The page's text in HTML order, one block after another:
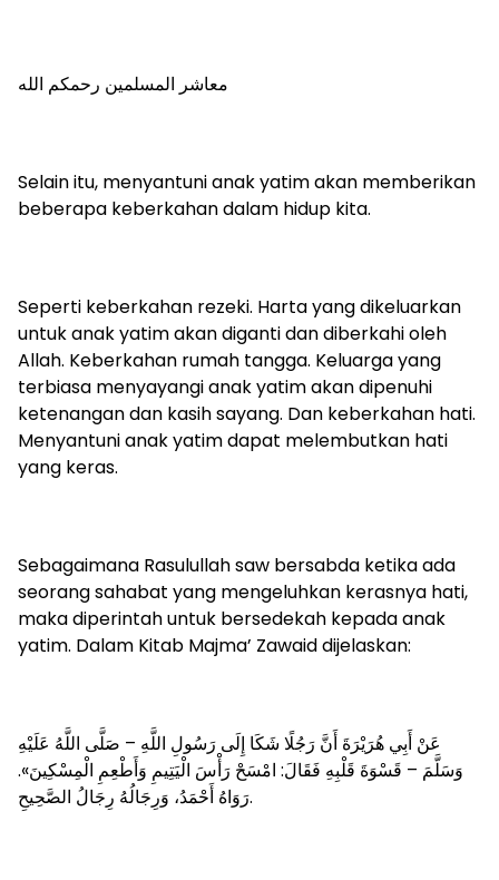
معاشر المسلمين رحمكم الله
Selain itu, menyantuni anak yatim akan memberikan
beberapa keberkahan dalam hidup kita.
Seperti keberkahan rezeki. Harta yang dikeluarkan
untuk anak yatim akan diganti dan diberkahi oleh
Allah. Keberkahan rumah tangga. Keluarga yang
terbiasa menyayangi anak yatim akan dipenuhi
ketenangan dan kasih sayang. Dan keberkahan hati.
Menyantuni anak yatim dapat melembutkan hati
yang keras.
Sebagaimana Rasulullah saw bersabda ketika ada
seorang sahabat yang mengeluhkan kerasnya hati,
maka diperintah untuk bersedekah kepada anak
yatim. Dalam Kitab Majma’ Zawaid dijelaskan:
عَنْ أَبِي هُرَيْرَةَ أَنَّ رَجُلًا شَكَا إِلَى رَسُولِ اللَّهِ – صَلَّى اللَّهُ عَلَيْهِ
وَسَلَّمَ – قَسْوَةَ قَلْبِهِ فَقَالَ: امْسَحْ رَأْسَ الْيَتِيمِ وَأَطْعِمِ الْمِسْكِينَ».
رَوَاهُ أَحْمَدُ، وَرِجَالُهُ رِجَالُ الصَّحِيحِ.